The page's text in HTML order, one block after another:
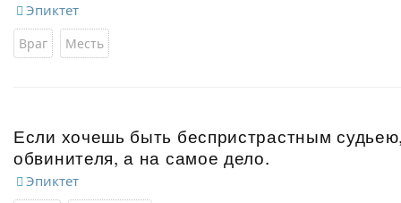
Эпиктет
Враг Месть
Если хочешь быть беспристрастным
обвинителя, а на самое дело.
Эпиктет